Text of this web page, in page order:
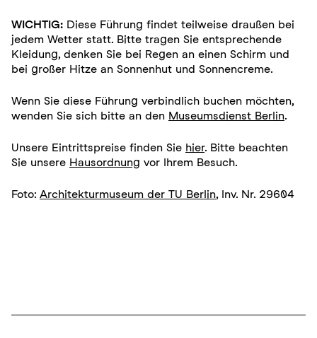
WICHTIG: Diese Führung findet teilweise draußen bei
jedem Wetter statt. Bitte tragen Sie entsprechende
Kleidung, denken Sie bei Regen an einen Schirm und
bei großer Hitze an Sonnenhut und Sonnencreme.
Wenn Sie diese Führung verbindlich buchen möchten,
wenden Sie sich bitte an den Museumsdienst Berlin.
Unsere Eintrittspreise finden Sie hier. Bitte beachten
Sie unsere Hausordnung vor Ihrem Besuch.
Foto: Architekturmuseum der TU Berlin, Inv. Nr. 29604